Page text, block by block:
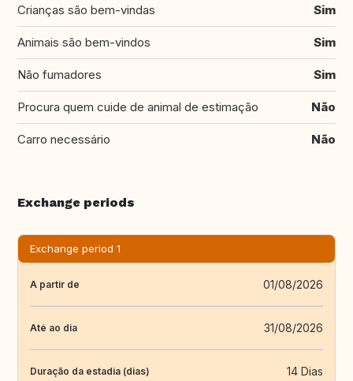
Crianças são bem-vindas Sim
Animais são bem-vindos Sim
Não fumadores Sim
Procura quem cuide de animal de estimação Não
Carro necessário Não
Exchange periods
Exchange period 1
A partir de 01/08/2026
Até ao dia 31/08/2026
Duração da estadia (dias) 14 Dias